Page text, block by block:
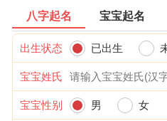
八字起名 宝宝起名
出生状态 已出生
宝宝姓氏
宝宝性别 男 女